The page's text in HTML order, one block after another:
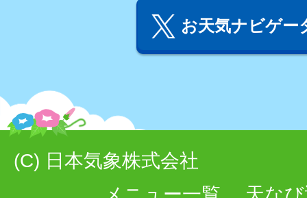
お天気ナビゲー
(C) 日本気象株式会社